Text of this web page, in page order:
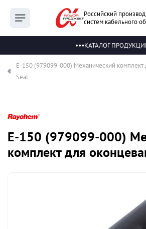
Российский
систем кабельного
КАТАЛОГ
E-150 (979099-000) Механический комплект
Seal
E-150 (979099-000)
комплект для